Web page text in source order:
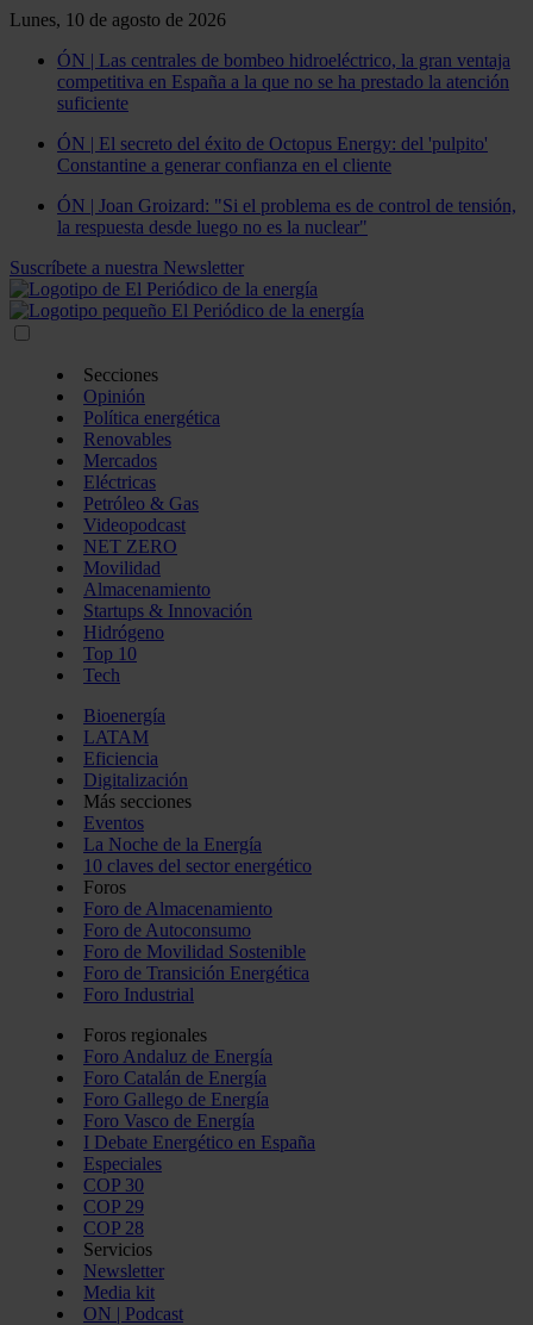
Lunes, 10 de agosto de 2026
ÓN | Las centrales de bombeo hidroeléctrico, la gran ventaja
competitiva en España a la que no se ha prestado la atención
suficiente
ÓN | El secreto del éxito de Octopus Energy: del 'pulpito'
Constantine a generar confianza en el cliente
ÓN | Joan Groizard: "Si el problema es de control de tensión,
la respuesta desde luego no es la nuclear"
Suscríbete a nuestra Newsletter
Secciones
Opinión
Política energética
Renovables
Mercados
Eléctricas
Petróleo & Gas
Videopodcast
NET ZERO
Movilidad
Almacenamiento
Startups & Innovación
Hidrógeno
Top 10
Tech
Bioenergía
LATAM
Eficiencia
Digitalización
Más secciones
Eventos
La Noche de la Energía
10 claves del sector energético
Foros
Foro de Almacenamiento
Foro de Autoconsumo
Foro de Movilidad Sostenible
Foro de Transición Energética
Foro Industrial
Foros regionales
Foro Andaluz de Energía
Foro Catalán de Energía
Foro Gallego de Energía
Foro Vasco de Energía
I Debate Energético en España
Especiales
COP 30
COP 29
COP 28
Servicios
Newsletter
Media kit
ON | Podcast